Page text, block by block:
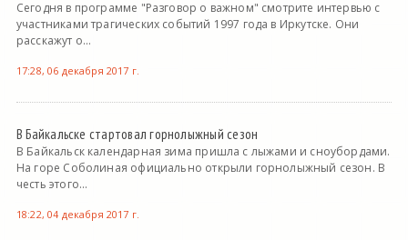
Сегодня в программе "Разговор о важном" смотрите интервью с
участниками трагических событий 1997 года в Иркутске. Они
расскажут о...
17:28, 06 декабря 2017 г.
В Байкальске стартовал горнолыжный сезон
В Байкальск календарная зима пришла с лыжами и сноубордами.
На горе Соболиная официально открыли горнолыжный сезон. В
честь этого...
18:22, 04 декабря 2017 г.